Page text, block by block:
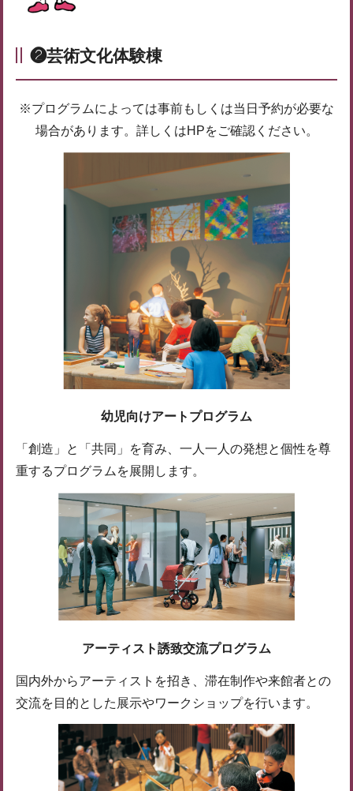
❷芸術文化体験棟
※プログラムによっては事前もしくは当日予約が必要な
場合があります。詳しくはHPをご確認ください。
幼児向けアートプログラム
「創造」と「共同」を育み、一人一人の発想と個性を尊
重するプログラムを展開します。
アーティスト誘致交流プログラム
国内外からアーティストを招き、滞在制作や来館者との
交流を目的とした展示やワークショップを行います。